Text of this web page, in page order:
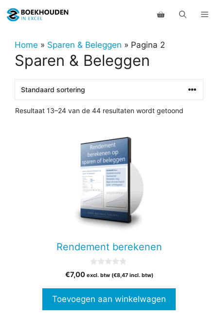
naar
inhoudHome » Sparen & Beleggen » Pagina 2
Sparen & Beleggen
Resultaat 13–24 van de 44 resultaten wordt getoond
Rendement berekenen
v
5
€7,00 excl. btw (€8,47incl. btw)
Toevoegen aan winkelwagen